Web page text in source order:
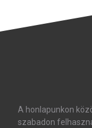
A honlapunkon
szabadon